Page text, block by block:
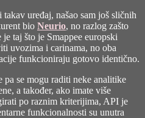
uređaj, našao sam još sličnih
bio Neurio, no razlog zašto
taj što je Smappee europski
uvozima i carinama, no oba
funkcioniraju gotovo identično.
pa se mogu raditi neke analitike
a također, ako imate više
po raznim kriterijima, API je
funkcionalnosti su unutra